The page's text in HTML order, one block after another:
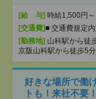
[給 与] 時給1,500円
[交通費]■ 交通費規定
[勤務地] 山科駅から徒
京阪山科駅から徒歩5分
好きな場所で働
トも！来社不要